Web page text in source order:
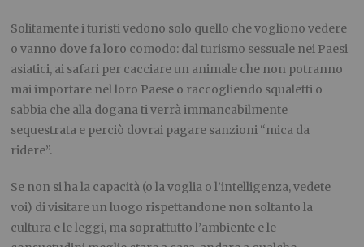
Solitamente i turisti vedono solo quello che vogliono vedere
o vanno dove fa loro comodo: dal turismo sessuale nei Paesi
asiatici, ai safari per cacciare un animale che non potranno
mai importare nel loro Paese o raccogliendo squaletti o
sabbia che alla dogana ti verrà immancabilmente
sequestrata e perciò dovrai pagare sanzioni “mica da
ridere”.
Se non si ha la capacità (o la voglia o l’intelligenza, vedete
voi) di visitare un luogo rispettandone non soltanto la
cultura e le leggi, ma soprattutto l’ambiente e le